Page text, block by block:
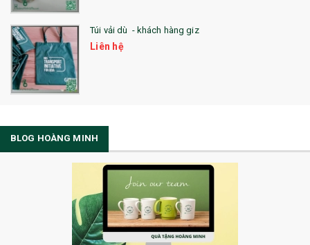
Túi vải dù - khách hàng giz
Liên hệ
BLOG HOÀNG MINH